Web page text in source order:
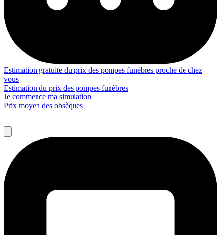
Estimation gratuite du prix des pompes funèbres proche de chez
vous
Estimation du prix des pompes funèbres
Je commence ma simulation
Prix moyen des obsèques